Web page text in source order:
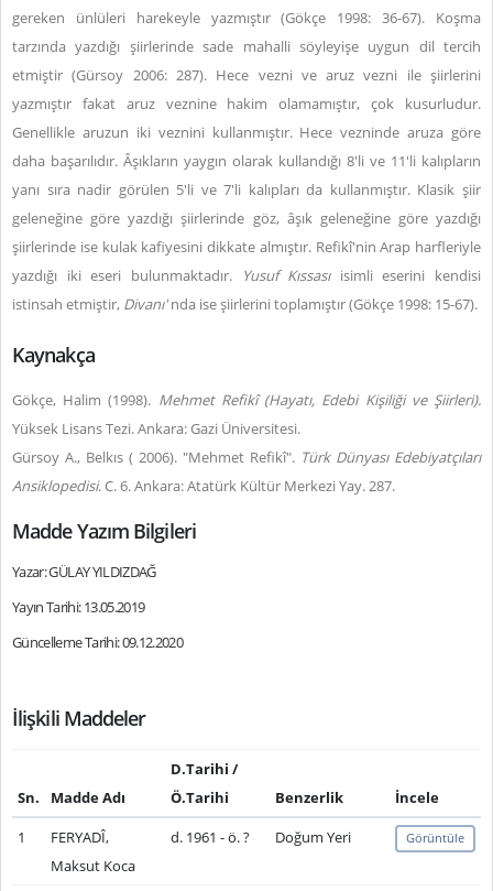
gereken ünlüleri harekeyle yazmıştır (Gökçe 1998: 36-67). Koşma
tarzında yazdığı şiirlerinde sade mahalli söyleyişe uygun dil tercih
etmiştir (Gürsoy 2006: 287). Hece vezni ve aruz vezni ile şiirlerini
yazmıştır fakat aruz veznine hakim olamamıştır, çok kusurludur.
Genellikle aruzun iki veznini kullanmıştır. Hece vezninde aruza göre
daha başarılıdır. Âşıkların yaygın olarak kullandığı 8'li ve 11'li kalıpların
yanı sıra nadir görülen 5'li ve 7'li kalıpları da kullanmıştır. Klasik şiir
geleneğine göre yazdığı şiirlerinde göz, âşık geleneğine göre yazdığı
şiirlerinde ise kulak kafiyesini dikkate almıştır. Refikî'nin Arap harfleriyle
yazdığı iki eseri bulunmaktadır.
Yusuf Kıssası isimli eserini kendisi
istinsah etmiştir, Divanı'nda ise şiirlerini toplamıştır (Gökçe 1998: 15-67).
Kaynakça
Gökçe, Halim (1998). Mehmet Refikî (Hayatı, Edebi Kişiliği ve Şiirleri).
Yüksek Lisans Tezi. Ankara: Gazi Üniversitesi.
Gürsoy A., Belkıs ( 2006). "Mehmet Refikî". Türk Dünyası Edebiyatçıları
Ansiklopedisi. C. 6. Ankara: Atatürk Kültür Merkezi Yay. 287.
Madde Yazım Bilgileri
Yazar: GÜLAY YILDIZDAĞ
Yayın Tarihi: 13.05.2019
Güncelleme Tarihi: 09.12.2020
İlişkili Maddeler
Sn. Madde Adı
D.Tarihi /
Ö.Tarihi
Benzerlik
İncele
1
FERYADÎ,
Maksut Koca
d. 1961 - ö. ? Doğum Yeri Görüntüle